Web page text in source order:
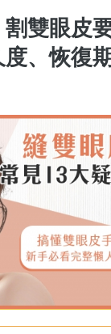
雙眼皮
、恢復